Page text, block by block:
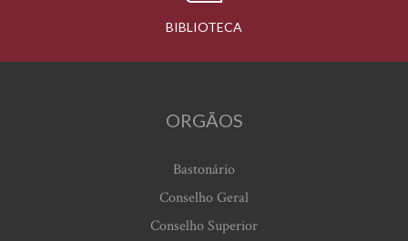
BIBLIOTECA
ORGÃOS
Bastonário
Conselho Geral
Conselho Superior